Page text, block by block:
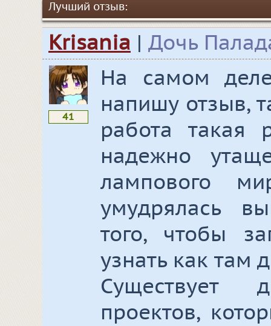
Лучший отзыв:
Krisania | Дочь
41
На самом
напишу отзыв,
работа такая
надежно
лампового
умудрялась
того, чтобы
узнать как там
Существует
проектов,